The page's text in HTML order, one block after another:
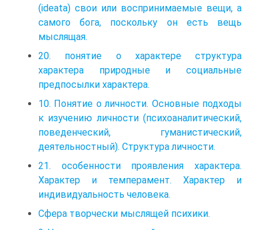
(ideata) свои или воспринимаемые вещи, а
самого бога, поскольку он есть вещь
мыслящая.
20. понятие о характере структура
характера природные и социальные
предпосылки характера.
10. Понятие о личности. Основные подходы
к изучению личности (психоаналитический,
поведенческий, гуманистический,
деятельностный). Структура личности.
21. особенности проявления характера.
Характер и темперамент. Характер и
индивидуальность человека.
Сфера творчески мыслящей психики.